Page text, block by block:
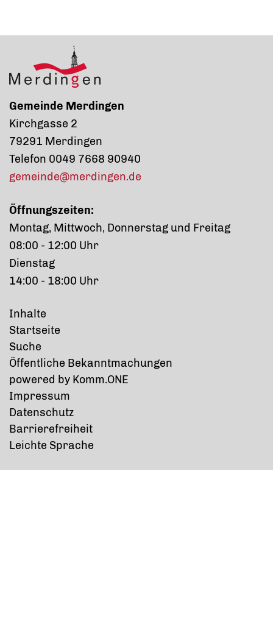
Gemeinde Merdingen
Kirchgasse 2
79291 Merdingen
Telefon 0049 7668 90940
gemeinde@merdingen.de
Öffnungszeiten:
Montag, Mittwoch, Donnerstag und Freitag
08:00 - 12:00 Uhr
Dienstag
14:00 - 18:00 Uhr
Inhalte
Startseite
Suche
Öffentliche Bekanntmachungen
powered by Komm.ONE
Impressum
Datenschutz
Barrierefreiheit
Leichte Sprache